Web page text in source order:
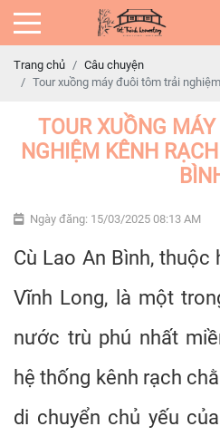
Trang chủ
Câu chuyện
Tour xuồng máy đuôi tôm trải
TOUR XUỒNG
NGHIỆM KÊNH
Ngày đăng: 15/03/2025 08:13 AM
Cù Lao An Bình, thuộc
Vĩnh Long, là một
nước trù phú nhất
hệ thống kênh rạch
di chuyển chủ yếu